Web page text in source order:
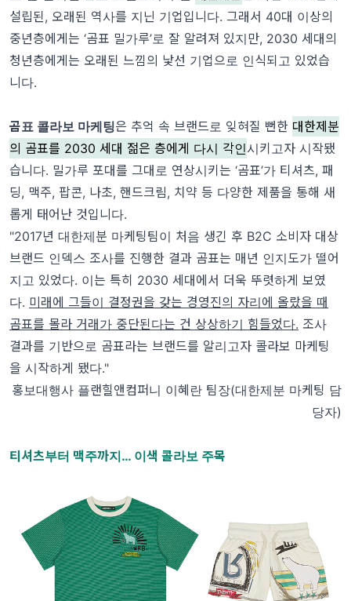
설립된, 오래된 역사를 지닌 기업입니다. 그래서 40대 이상의
중년층에게는 ‘곰표 밀가루’로 잘 알려져 있지만, 2030 세대의
청년층에게는 오래된 느낌의 낯선 기업으로 인식되고 있었습
니다.
곰표 콜라보 마케팅은 추억 속 브랜드로 잊혀질 뻔한 대한제분
의 곰표를 2030 세대 젊은 층에게 다시 각인시키고자 시작됐
습니다. 밀가루 포대를 그대로 연상시키는 ‘곰표’가 티셔츠, 패
딩, 맥주, 팝콘, 나초, 핸드크림, 치약 등 다양한 제품을 통해 새
롭게 태어난 것입니다.
"2017년 대한제분 마케팅팀이 처음 생긴 후 B2C 소비자 대상
브랜드 인덱스 조사를 진행한 결과 곰표는 매년 인지도가 떨어
지고 있었다. 이는 특히 2030 세대에서 더욱 뚜렷하게 보였
다. 미래에 그들이 결정권을 갖는 경영진의 자리에 올랐을 때
곰표를 몰라 거래가 중단된다는 건 상상하기 힘들었다. 조사
결과를 기반으로 곰표라는 브랜드를 알리고자 콜라보 마케팅
을 시작하게 됐다."
홍보대행사 플랜힐앤컴퍼니 이혜란 팀장(대한제분 마케팅 담
당자)
티셔츠부터 맥주까지… 이색 콜라보 주목